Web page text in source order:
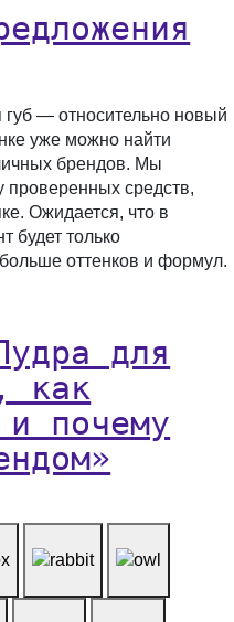
губ — относительно новый
уже можно найти
брендов. Мы
проверенных средств,
Ожидается, что в
будет только
оттенков и формул.
для
как
и почему